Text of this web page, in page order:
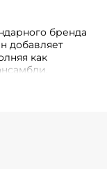
бренда
добавляет
как